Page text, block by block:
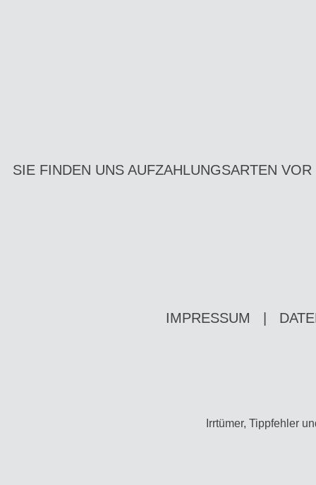
SIE FINDEN UNS AUFZAHLUNGSARTEN VOR
IMPRESSUM
Irrtümer, Tippfehler